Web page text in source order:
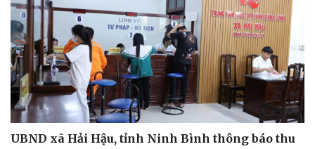
UBND xã Hải Hậu, tỉnh Ninh Bình thông báo thu